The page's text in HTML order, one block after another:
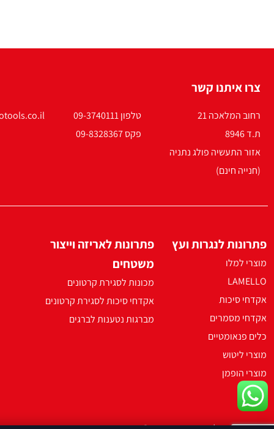
צרו איתנו קשר
רחוב המלאכה 21
ת.ד 8946
אזור התעשיה פולג נתניה
(חנייה חינם)
טלפון 09-3740111
פקס 09-8328367
פתרונות לנגרות ועץ
מוצרי למלו
LAMELLO
אקדחי סיכות
אקדחי מסמרים
כלים פנאומטיים
מוצרי ליטוש
מוצרי הופמן
פתרונות לאריזה וייצור
משטחים
מכונות לסגירת קרטונים
אקדחי סיכות לסגירת קרטונים
מברגות נטענות לברגים